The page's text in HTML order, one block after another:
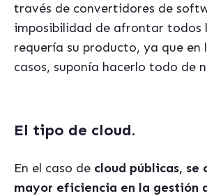
través de convertidores de
imposibilidad de afrontar todos
requería su producto, ya que en
casos, suponía hacerlo todo de
El tipo de cloud.
En el caso de cloud públicas, se
mayor eficiencia en la gestión